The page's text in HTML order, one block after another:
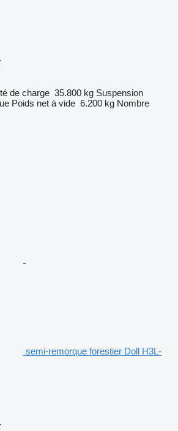
de charge 35.800 kg Suspension
Poids net à vide 6.200 kg Nombre
semi-remorque forestier Doll H3L-